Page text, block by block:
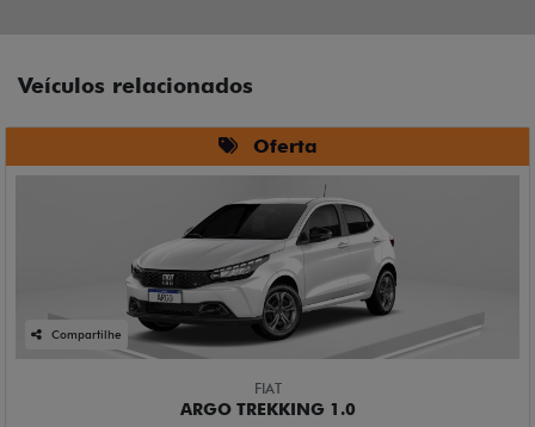
Veículos relacionados
Oferta
Compartilhe
FIAT
ARGO TREKKING 1.0